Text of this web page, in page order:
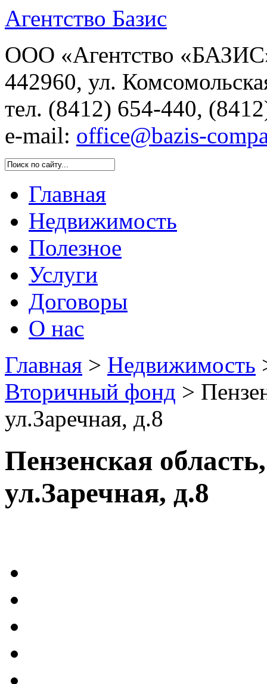
Агентство Базис
ООО «Агентство
442960, ул.
тел. (8412) 654-440,
e-mail: office@bazis-
Главная
Недвижимость
Полезное
Услуги
Договоры
О нас
Главная > Недвижимость
Вторичный фонд >
ул.Заречная, д.8
Пензенская
ул.Заречная, д.8